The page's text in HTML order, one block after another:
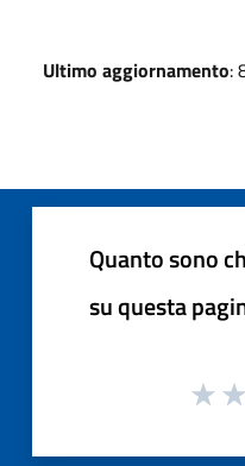
Ultimo aggiornamento:
Quanto sono
su questa